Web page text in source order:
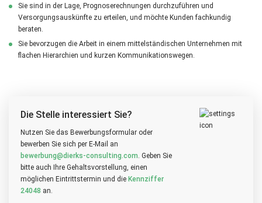
Sie sind in der Lage, Prognoserechnungen durchzuführen und
Versorgungsauskünfte zu erteilen, und möchte Kunden fachkundig
beraten.
Sie bevorzugen die Arbeit in einem mittelständischen Unternehmen mit
flachen Hierarchien und kurzen Kommunikationswegen.
Die Stelle interessiert Sie?
Nutzen Sie das Bewerbungsformular oder
bewerben Sie sich per E-Mail an
bewerbung@dierks-consulting.com. Geben Sie
bitte auch Ihre Gehaltsvorstellung, einen
möglichen Eintrittstermin und die Kennziffer
24048 an.